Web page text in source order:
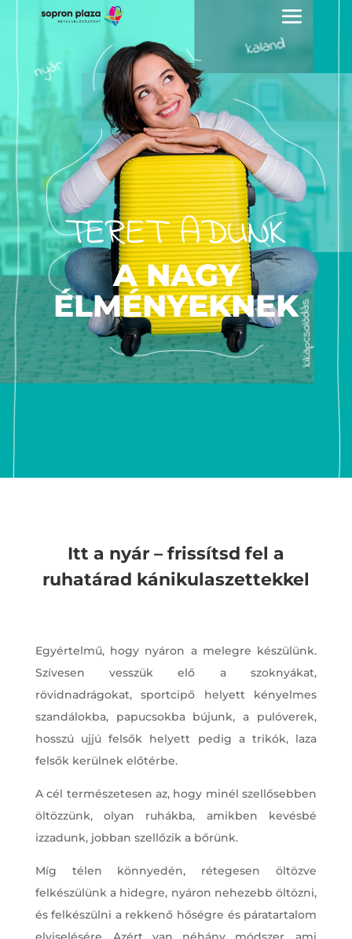
TERET ADUNK
A NAGY
ÉLMÉNYEKNEK
Itt a nyár – frissítsd fel a
ruhatárad kánikulaszettekkel
Egyértelmű, hogy nyáron a melegre készülünk.
Szívesen vesszük elő a szoknyákat,
rövidnadrágokat, sportcipő helyett kényelmes
szandálokba, papucsokba bújunk, a pulóverek,
hosszú ujjú felsők helyett pedig a trikók, laza
felsők kerülnek előtérbe.
A cél természetesen az, hogy minél szellősebben
öltözzünk, olyan ruhákba, amikben kevésbé
izzadunk, jobban szellőzik a bőrünk.
Míg télen könnyedén, rétegesen öltözve
felkészülünk a hidegre, nyáron nehezebb öltözni,
és felkészülni a rekkenő hőségre és páratartalom